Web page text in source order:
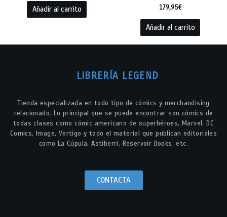
Añadir al carrito 179,95€
Añadir al carrito
LIBRERÍA LEGEND
Tienda especializada en todo tipo de cómics y merchandising
relacionado. Lo principal que se puede encontrar son cómics de
todas clases como cómic americano de superhéroes, Marvel, DC
Comics, Image, Vertigo y todo el material que publican editoriales
como La Cúpula, Astiberri, Reservoir Books, etc.
CONTACTA